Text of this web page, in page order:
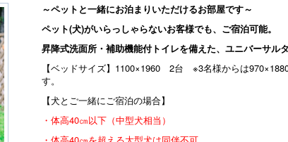
～ペットと一緒にお泊まりいただけるお部屋です～
ペット(犬)がいらっしゃらないお客様でも、ご宿泊可能。
昇降式洗面所・補助機能付トイレを備えた、ユニバーサル
【ベッドサイズ】1100×1960 2台 ※3名様からは
す。
【犬とご一緒にご宿泊の場合】
・体高40㎝以下（中型犬相当）